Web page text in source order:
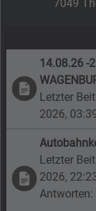
7049
14.08.26 -
Letzter
2026,
Letzter
2026,
Antworten: